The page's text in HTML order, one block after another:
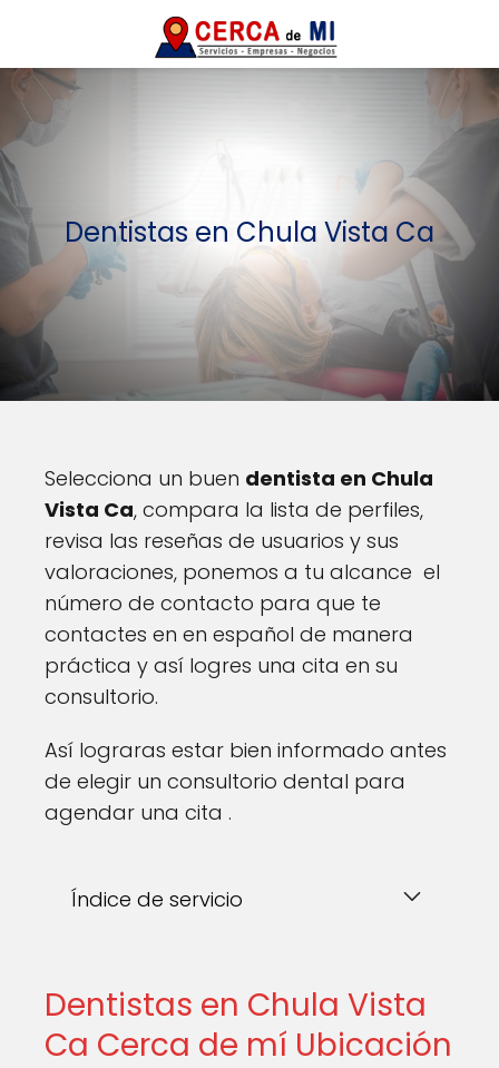
Dentistas en Chula Vista Ca
Selecciona un buen dentista en Chula
Vista Ca, compara la lista de perfiles,
revisa las reseñas de usuarios y sus
valoraciones, ponemos a tu alcance el
número de contacto para que te
contactes en en español de manera
práctica y así logres una cita en su
consultorio.
Así lograras estar bien informado antes
de elegir un consultorio dental para
agendar una cita .
Índice de servicio
Dentistas en Chula Vista
Ca Cerca de mí Ubicación